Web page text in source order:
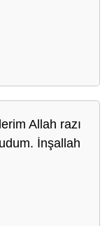
Allah razı
İnşallah